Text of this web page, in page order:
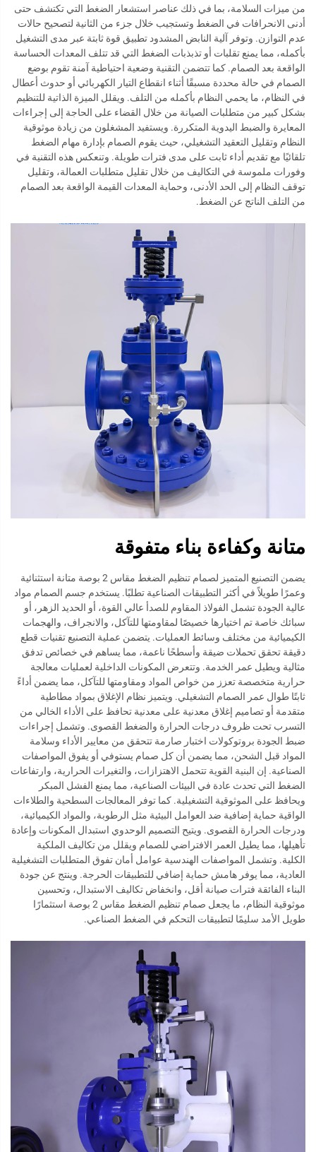
من ميزات السلامة، بما في ذلك عناصر استشعار الضغط التي تكتشف حتى
أدنى الانحرافات في الضغط وتستجيب خلال جزء من الثانية لتصحيح حالات
عدم التوازن. وتوفر آلية النابض المشدود تطبيق قوة ثابتة عبر مدى التشغيل
بأكمله، مما يمنع تقلبات أو تذبذبات الضغط التي قد تتلف المعدات الحساسة
الواقعة بعد الصمام. كما تتضمن التقنية وضعية احتياطية آمنة تقوم بوضع
الصمام في حالة محددة مسبقًا أثناء انقطاع التيار الكهربائي أو حدوث أعطال
في النظام، ما يحمي النظام بأكمله من التلف. ويقلل الميزة الذاتية للتنظيم
بشكل كبير من متطلبات الصيانة من خلال القضاء على الحاجة إلى إجراءات
المعايرة والضبط اليدوية المتكررة. ويستفيد المشغلون من زيادة موثوقية
النظام وتقليل التعقيد التشغيلي، حيث يقوم الصمام بإدارة مهام الضغط
تلقائيًا مع تقديم أداء ثابت على مدى فترات طويلة. وتنعكس هذه التقنية في
وفورات ملموسة في التكاليف من خلال تقليل متطلبات العمالة، وتقليل
توقف النظام إلى الحد الأدنى، وحماية المعدات القيمة الواقعة بعد الصمام
من التلف الناتج عن الضغط.
متانة وكفاءة بناء متفوقة
يضمن التصنيع المتميز لصمام تنظيم الضغط مقاس 2 بوصة متانة استثنائية
وعمرًا طويلاً في أكثر التطبيقات الصناعية تطلبًا. يستخدم جسم الصمام مواد
عالية الجودة تشمل الفولاذ المقاوم للصدأ عالي القوة، أو الحديد الزهر، أو
سبائك خاصة تم اختيارها خصيصًا لمقاومتها للتآكل، والانجراف، والهجمات
الكيميائية من مختلف وسائط العمليات. يتضمن عملية التصنيع تقنيات قطع
دقيقة تحقق تحملات ضيقة وأسطحًا ناعمة، مما يساهم في خصائص تدفق
مثالية ويطيل عمر الخدمة. وتتعرض المكونات الداخلية لعمليات معالجة
حرارية متخصصة تعزز من خواص المواد ومقاومتها للتآكل، مما يضمن أداءً
ثابتًا طوال عمر الصمام التشغيلي. ويتميز نظام الإغلاق بمواد مطاطية
متقدمة أو تصاميم إغلاق معدنية على معدنية تحافظ على الأداء الخالي من
التسرب تحت ظروف درجات الحرارة والضغط القصوى. وتشمل إجراءات
ضبط الجودة بروتوكولات اختبار صارمة تتحقق من معايير الأداء وسلامة
المواد قبل الشحن، مما يضمن أن كل صمام يستوفي أو يفوق المواصفات
الصناعية. إن البنية القوية تتحمل الاهتزازات، والتغيرات الحرارية، وارتفاعات
الضغط التي تحدث عادة في البيئات الصناعية، مما يمنع الفشل المبكر
ويحافظ على الموثوقية التشغيلية. كما توفر المعالجات السطحية والطلاءات
الواقية حماية إضافية ضد العوامل البيئية مثل الرطوبة، والمواد الكيميائية،
ودرجات الحرارة القصوى. ويتيح التصميم الوحدوي استبدال المكونات وإعادة
تأهيلها، مما يطيل العمر الافتراضي للصمام ويقلل من تكاليف الملكية
الكلية. وتشمل المواصفات الهندسية عوامل أمان تفوق المتطلبات التشغيلية
العادية، مما يوفر هامش حماية إضافي للتطبيقات الحرجة. وينتج عن جودة
البناء الفائقة فترات صيانة أقل، وانخفاض تكاليف الاستبدال، وتحسين
موثوقية النظام، ما يجعل صمام تنظيم الضغط مقاس 2 بوصة استثمارًا
طويل الأمد سليمًا لتطبيقات التحكم في الضغط الصناعي.